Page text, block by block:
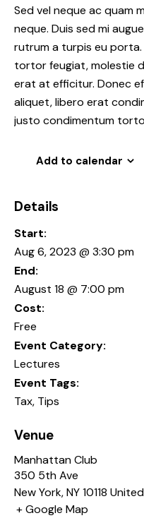
Sed vel neque ac quam
neque. Duis sed mi
rutrum a turpis eu
tortor feugiat, molestie
erat at efficitur. Donec
aliquet, libero erat
justo condimentum
Add to calendar
Details
Start:
Aug 6, 2023 @ 3:30 pm
End:
August 18 @ 7:00 pm
Cost:
Free
Event Category:
Lectures
Event Tags:
Tax, Tips
Venue
Manhattan Club
350 5th Ave
New York,NY10118
+ Google Map